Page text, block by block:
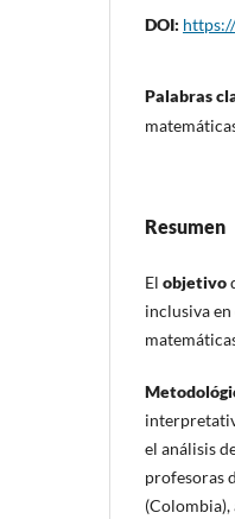
DOI:
Palabras
Resumen
El objetivo
inclusiva en
el análisis
profesoras